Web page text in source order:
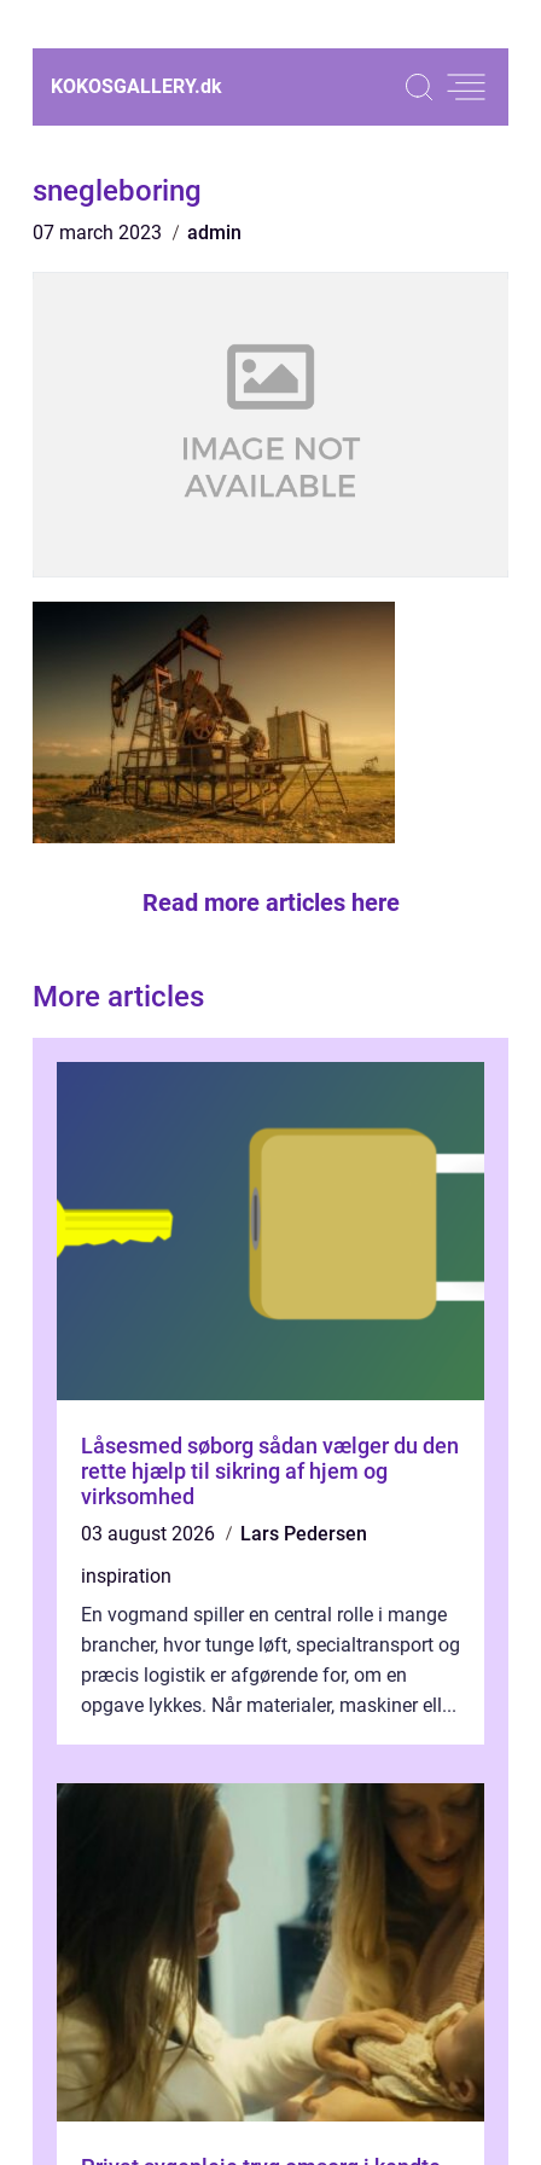
KOKOSGALLERY.dk
snegleboring
07 march 2023 admin
Read more articles here
More articles
Låsesmed søborg sådan vælger du den
rette hjælp til sikring af hjem og
virksomhed
03 august 2026
Lars Pedersen
inspiration
En vogmand spiller en central rolle i mange
brancher, hvor tunge løft, specialtransport og
præcis logistik er afgørende for, om en
opgave lykkes. Når materialer, maskiner ell...